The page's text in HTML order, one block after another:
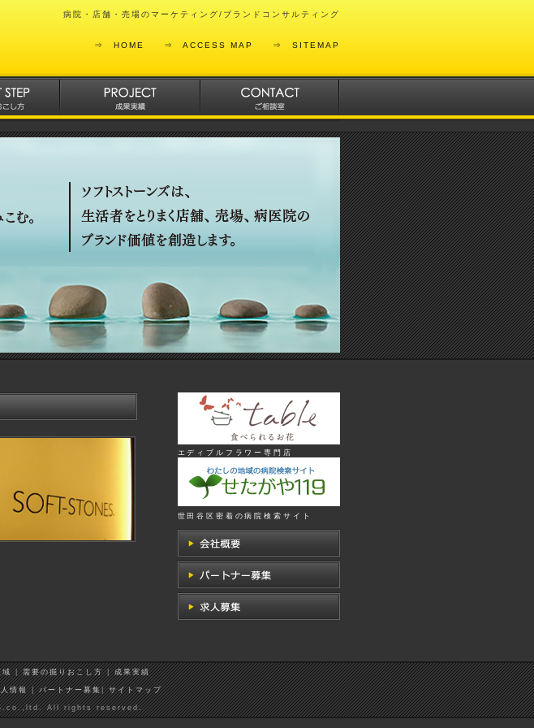
病院・店舗・売場のマーケティング/ブランドコンサルティング
⇒ HOME ⇒ ACCESS MAP ⇒ SITEMAP
エディブルフラワー専門店
世田谷区密着の病院検索サイト
域|需要の掘りおこし方|成果実績
人情報|パートナー募集|サイトマップ
All rights reserved.